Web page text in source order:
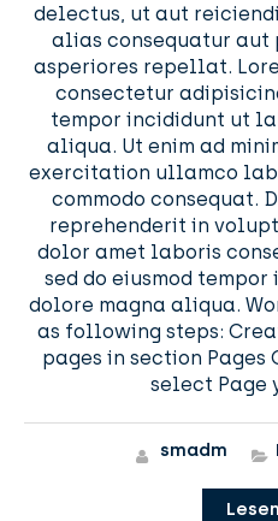
delectus, ut aut
alias consequatur aut
asperiores repellat.
consectetur
tempor incididunt ut
aliqua. Ut enim ad
exercitation ullamco
commodo consequat.
reprehenderit in
dolor amet laboris
sed do eiusmod
dolore magna aliqua.
as following steps:
pages in section Pages
select Page
smadm